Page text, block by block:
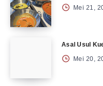
Mei 21,
Asal Usul
Mei 20,